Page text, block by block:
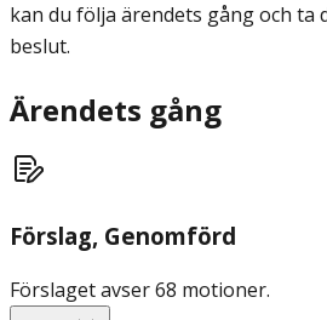
kan du följa ärendets gång och ta
beslut.
Ärendets gång
Förslag, Genomförd
Förslaget avser 68 motioner.